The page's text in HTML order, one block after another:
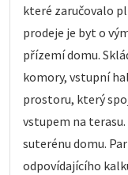
které zaručovalo
prodeje je byt o
přízemí domu.
komory, vstupní
prostoru, který
vstupem na
suterénu domu.
odpovídajícího